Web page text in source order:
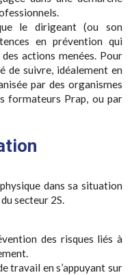
le dirigeant (ou son
en prévention qui
actions menées. Pour
de suivre, idéalement en
par des organismes
formateurs Prap, ou par
dans sa situation
secteur 2S.
des risques liés à
travail en s’appuyant sur